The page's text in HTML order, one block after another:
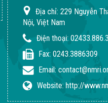
Địa chỉ: 229 Nguyễn
Nội, Việt Nam
Điện thoại:
Fax: 0243.3886309
Email:
Website: http://